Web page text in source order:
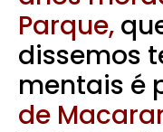
Parque,
dissemos
mentais é
de